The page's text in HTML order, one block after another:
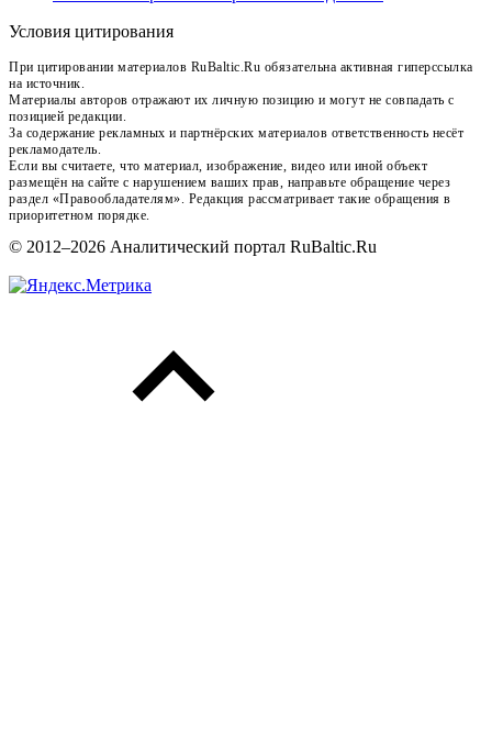
Условия цитирования
При цитировании материалов RuBaltic.Ru обязательна активная гиперссылка
на источник.
Материалы авторов отражают их личную позицию и могут не совпадать с
позицией редакции.
За содержание рекламных и партнёрских материалов ответственность несёт
рекламодатель.
Если вы считаете, что материал, изображение, видео или иной объект
размещён на сайте с нарушением ваших прав, направьте обращение через
раздел «Правообладателям». Редакция рассматривает такие обращения в
приоритетном порядке.
© 2012–2026 Аналитический портал RuBaltic.Ru